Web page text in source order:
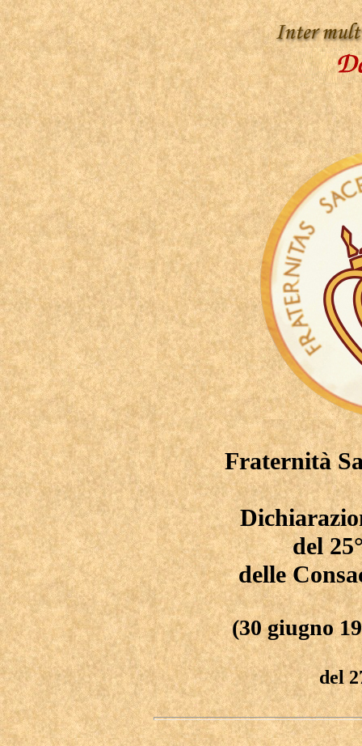
Fraternità
del
delle
(30 giugno
del